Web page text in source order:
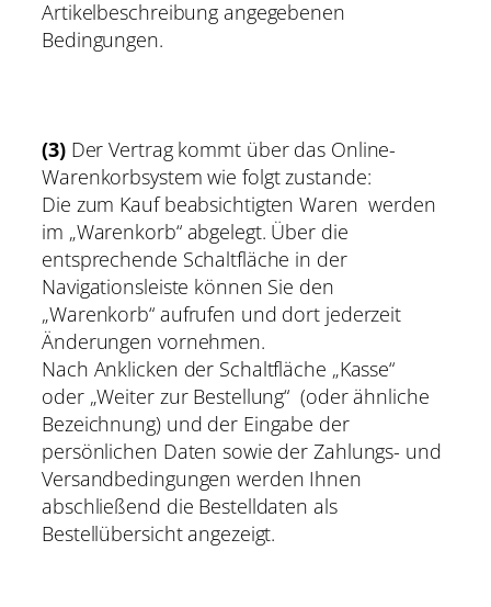
Artikelbeschreibung angegebenen
Bedingungen.
(3)Der Vertrag kommt über das Online-
Warenkorbsystem wie folgt zustande:
Die zum Kauf beabsichtigten Waren werden
im „Warenkorb“ abgelegt. Über die
entsprechende Schaltfläche in der
Navigationsleiste können Sie den
„Warenkorb“ aufrufen und dort jederzeit
Änderungen vornehmen.
Nach Anklicken der Schaltfläche „Kasse“
oder „Weiter zur Bestellung“ (oder ähnliche
Bezeichnung) und der Eingabe der
persönlichen Daten sowie der Zahlungs- und
Versandbedingungen werden Ihnen
abschließend die Bestelldaten als
Bestellübersicht angezeigt.